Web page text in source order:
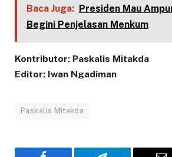
Baca Juga: Presiden Mau
Begini Penjelasan Menkum
Kontributor: Paskalis Mitakda
Editor: Iwan Ngadiman
Paskalis Mitakda